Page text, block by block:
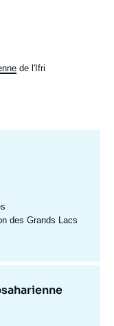
de l'Ifri
des Grands Lacs